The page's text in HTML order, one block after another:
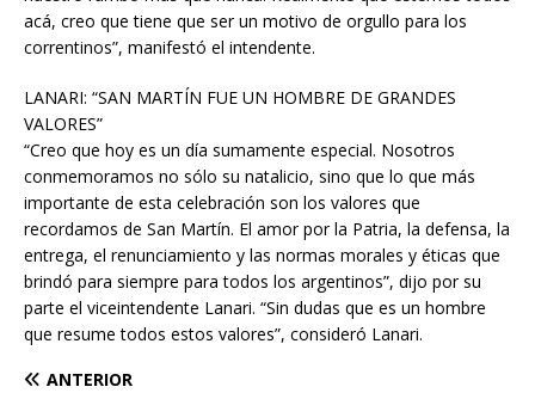
acá, creo que tiene que ser un motivo de orgullo para los
correntinos”, manifestó el intendente.
LANARI: “SAN MARTÍN FUE UN HOMBRE DE GRANDES
VALORES”
“Creo que hoy es un día sumamente especial. Nosotros
conmemoramos no sólo su natalicio, sino que lo que más
importante de esta celebración son los valores que
recordamos de San Martín. El amor por la Patria, la defensa, la
entrega, el renunciamiento y las normas morales y éticas que
brindó para siempre para todos los argentinos”, dijo por su
parte el viceintendente Lanari. “Sin dudas que es un hombre
que resume todos estos valores”, consideró Lanari.
ANTERIOR